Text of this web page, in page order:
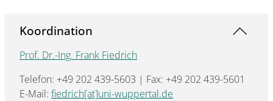
Koordination
Prof. Dr.-Ing. Frank Fiedrich
Telefon: +49 202 439-5603 | Fax: +49 202 439-5601
E-Mail: fiedrich[at]uni-wuppertal.de